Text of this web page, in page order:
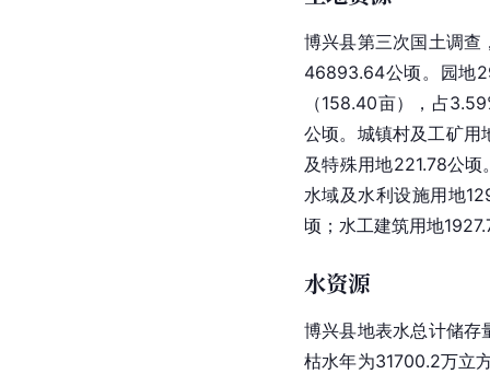
博兴县第三次国土调
46893.64公顷。园地
（158.40亩），占
公顷。城镇村及工矿
及特殊用地221.78公
水域及水利设施用地
顷；水工建筑用地
水资源
博兴县地表水总计储存
枯水年为31700.2万立